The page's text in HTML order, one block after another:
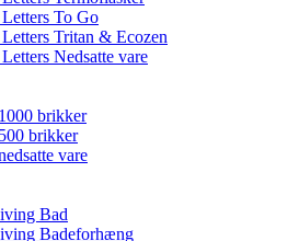
To Go
Tritan & Ecozen
Nedsatte vare
brikker
brikker
vare
Bad
Badeforhæng